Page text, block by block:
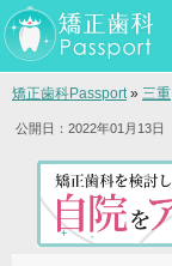
矯正歯科Passport» 三重
公開日：2022年01月13日